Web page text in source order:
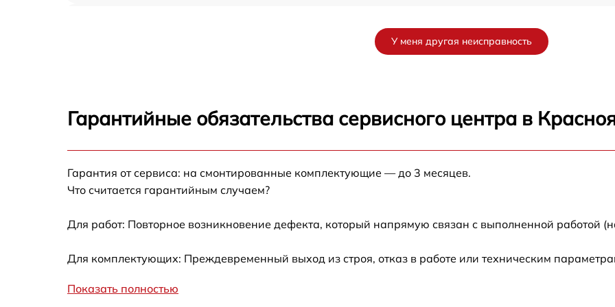
Замена жерновов кофемолки Asko CM8477B от 50 мин
Декальцинация Asko CM8477B от 30 мин
Замена датчиков Asko CM8477B
У меня другая неисправность
Гарантийные обязательства сервисного центра в
Гарантия от сервиса: на смонтированные комплектующие — до 3 месяцев.
Что считается гарантийным случаем?
Для работ: Повторное возникновение дефекта, который напрямую связан с выполненной работой
Для комплектующих: Преждевременный выход из строя, отказ в работе или техническим
Показать полностью